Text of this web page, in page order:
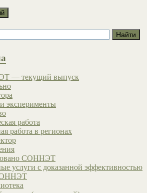
— текущий выпуск
эксперименты
работа
работа в регионах
СОННЭТ
услуги с доказанной эффективностью